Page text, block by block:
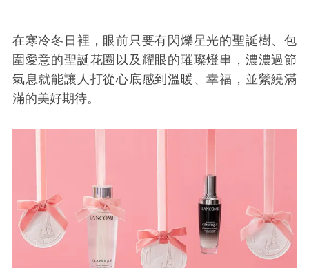
在寒冷冬日裡，眼前只要有閃爍星光的聖誕樹、包
圍愛意的聖誕花圈以及耀眼的璀璨燈串，濃濃過節
氣息就能讓人打從心底感到溫暖、幸福，並縈繞滿
滿的美好期待。